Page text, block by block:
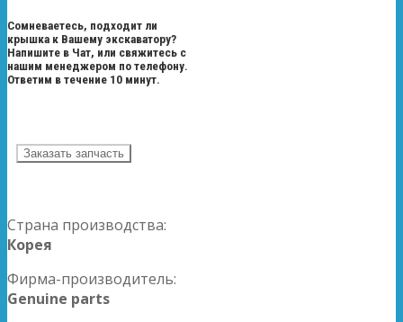
Сомневаетесь, подходит ли
крышка к Вашему экскаватору?
Напишите в Чат, или свяжитесь с
нашим менеджером по телефону.
Ответим в течение 10 минут.
Заказать запчасть
Страна производства:
Корея
Фирма-производитель:
Genuine parts